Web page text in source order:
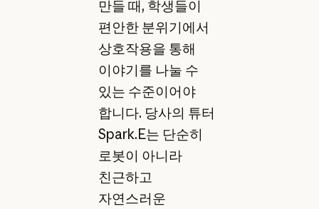
만들 때, 학생들이
편안한 분위기에서
상호작용을 통해
이야기를 나눌 수
있는 수준이어야
합니다. 당사의 튜터
Spark.E는 단순히
로봇이 아니라
친근하고
자연스러운